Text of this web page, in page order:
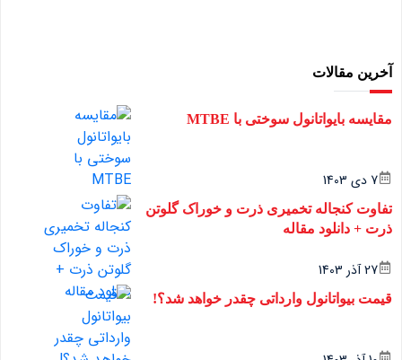
آخرین مقالات
مقایسه بایواتانول سوختی با MTBE
7 دی 1403
تفاوت کنجاله تخمیری ذرت و خوراک گلوتن
ذرت + دانلود مقاله
27 آذر 1403
قیمت بیواتانول وارداتی چقدر خواهد شد؟!